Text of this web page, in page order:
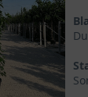
ihn